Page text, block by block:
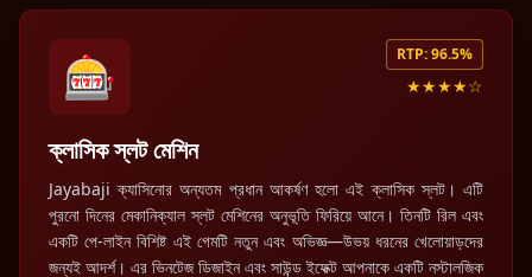
🎰 RTP: 96.5%
★★★★☆
ক্লাসিক স্লট মেশিন
Jayabaji ক্যাসিনোর অন্যতম প্রধান আকর্ষণ হলো এই ক্লাসিক স্লট। এটি
পুরনো দিনের মেকানিক্যাল স্লট মেশিনের অনুভূতি ফিরিয়ে আনে। তিনটি রিল এবং
একটি পে-লাইন বিশিষ্ট এই গেমটি নতুন এবং অভিজ্ঞ—উভয় ধরনের খেলোয়াড়দের
জন্যই আদর্শ। এর ভিনটেজ ডিজাইন এবং সাউন্ড ইফেক্ট আপনাকে একটি নস্টালজিক